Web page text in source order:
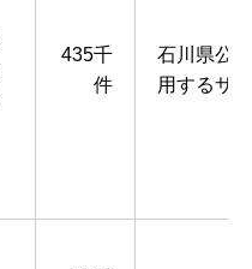
435千
件
石川県公
用するサ